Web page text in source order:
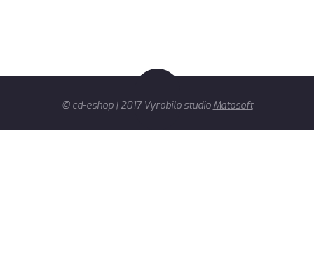
© cd-eshop | 2017 Vyrobilo studio Matosoft